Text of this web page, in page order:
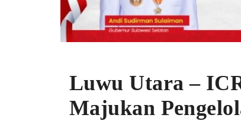
Luwu Utara –
Majukan